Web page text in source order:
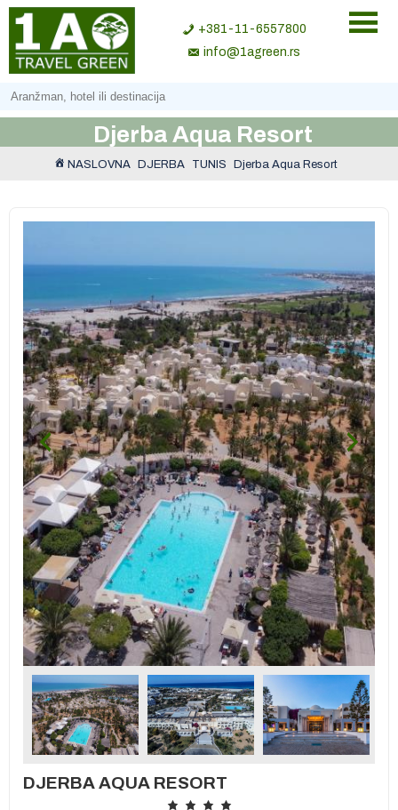
+381-11-6557800
info@1agreen.rs
Djerba Aqua Resort
NASLOVNA DJERBA TUNIS Djerba Aqua Resort
DJERBA AQUA RESORT